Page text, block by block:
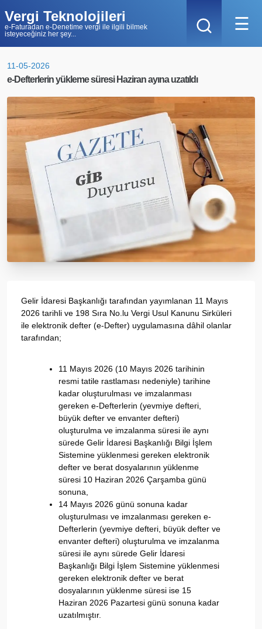
Vergi Teknolojileri
e-Faturadan e-Denetime vergi ile ilgili bilmek
isteyeceğiniz her şey...
☰
11-05-2026
e-Defterlerin yükleme süresi Haziran ayına uzatıldı
Gelir İdaresi Başkanlığı tarafından yayımlanan 11 Mayıs
2026 tarihli ve 198 Sıra No.lu Vergi Usul Kanunu Sirküleri
ile elektronik defter (e-Defter) uygulamasına dâhil olanlar
tarafından;
11 Mayıs 2026 (10 Mayıs 2026 tarihinin
resmi tatile rastlaması nedeniyle) tarihine
kadar oluşturulması ve imzalanması
gereken e-Defterlerin (yevmiye defteri,
büyük defter ve envanter defteri)
oluşturulma ve imzalanma süresi ile aynı
sürede Gelir İdaresi Başkanlığı Bilgi İşlem
Sistemine yüklenmesi gereken elektronik
defter ve berat dosyalarının yüklenme
süresi 10 Haziran 2026 Çarşamba günü
sonuna,
14 Mayıs 2026 günü sonuna kadar
oluşturulması ve imzalanması gereken e-
Defterlerin (yevmiye defteri, büyük defter ve
envanter defteri) oluşturulma ve imzalanma
süresi ile aynı sürede Gelir İdaresi
Başkanlığı Bilgi İşlem Sistemine yüklenmesi
gereken elektronik defter ve berat
dosyalarının yüklenme süresi ise 15
Haziran 2026 Pazartesi günü sonuna kadar
uzatılmıştır.